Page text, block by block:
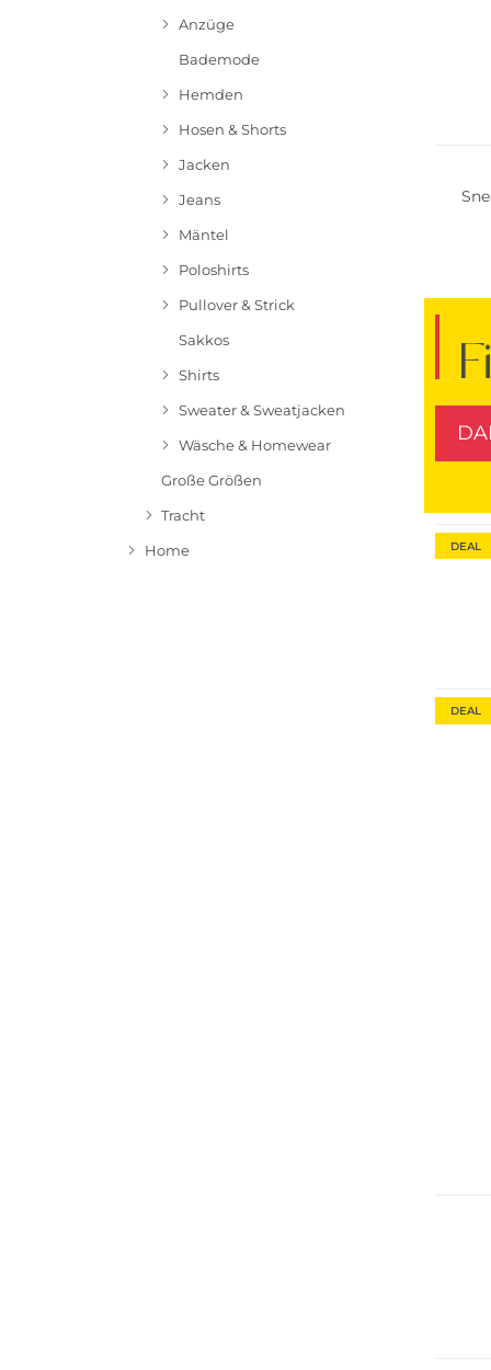
Anzüge
Bademode
Hemden
Hosen & Shorts
Jacken
Jeans
Mäntel
Poloshirts
Pullover & Strick
Sakkos
Shirts
Sweater & Sweatjacken
Wäsche & Homewear
Große Größen
Tracht
Home
DEAL
DEAL
Große